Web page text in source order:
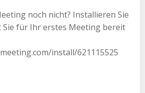
noch nicht? Installieren Sie
Sie für Ihr erstes Meeting bereit
install/621115525